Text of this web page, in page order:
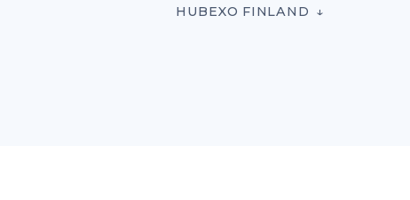
HUBEXO FINLAND